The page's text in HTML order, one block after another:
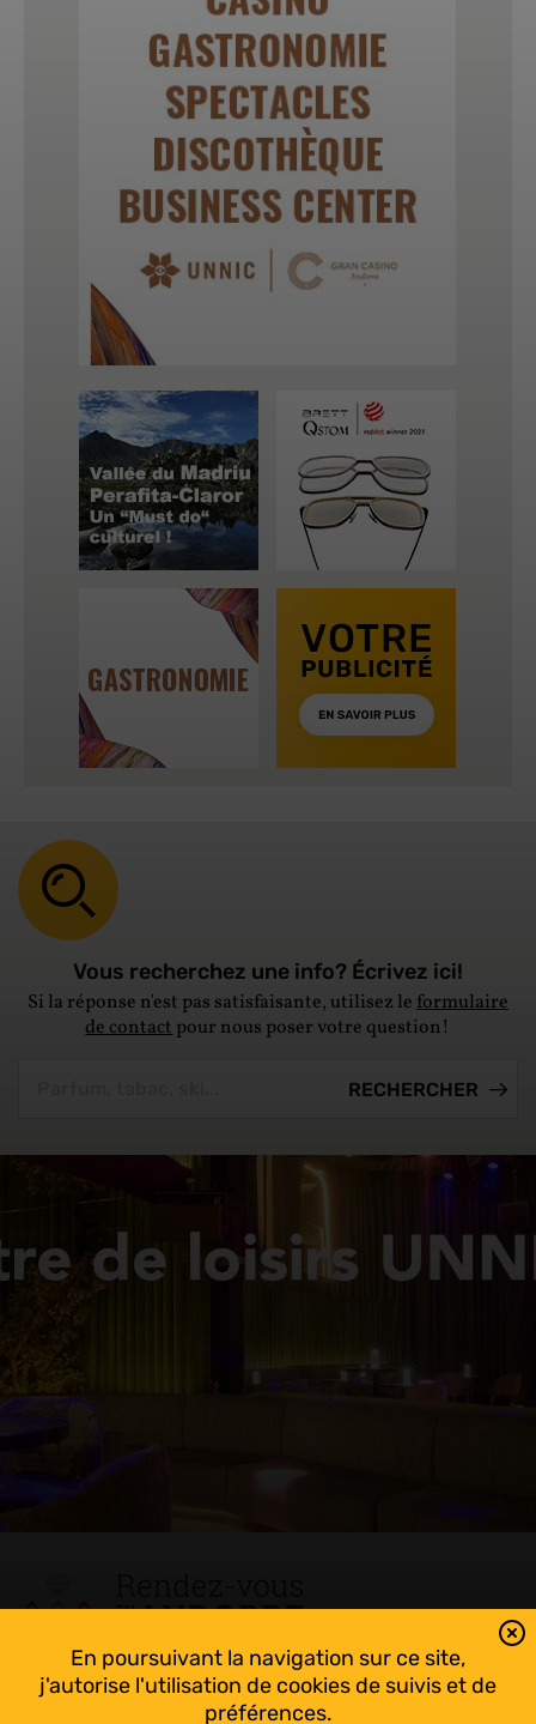
En poursuivant la navigation sur ce site,
j'autorise l'utilisation de cookies de suivis et de
préférences.
Vous recherchez une info? Écrivez ici!
Si la réponse n'est pas satisfaisante, utilisez leformulaire
de contactpour nous poser votre question!
Tout suivre sur l’Andorre!
Facebook